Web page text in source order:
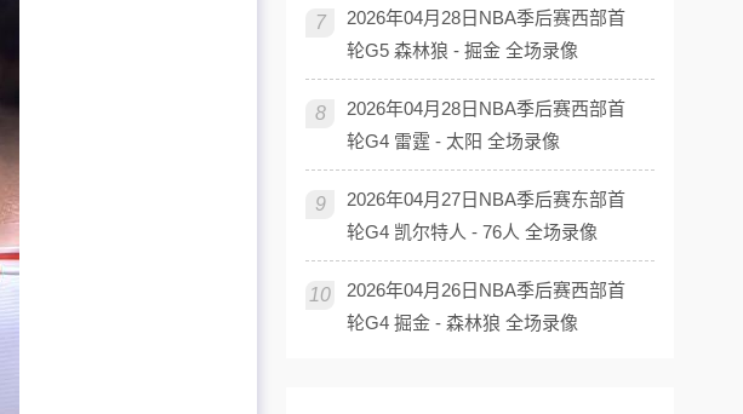
7
2026年04月28日NBA季后赛西部首
轮G5 森林狼 - 掘金 全场录像
8
2026年04月28日NBA季后赛西部首
轮G4 雷霆 - 太阳 全场录像
9
2026年04月27日NBA季后赛东部首
轮G4 凯尔特人 - 76人 全场录像
10
2026年04月26日NBA季后赛西部首
轮G4 掘金 - 森林狼 全场录像